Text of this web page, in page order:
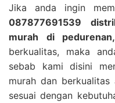
Jika anda ingin
087877691539
murah di
berkualitas, maka
sebab kami disini
murah dan berkualitas
sesuai dengan